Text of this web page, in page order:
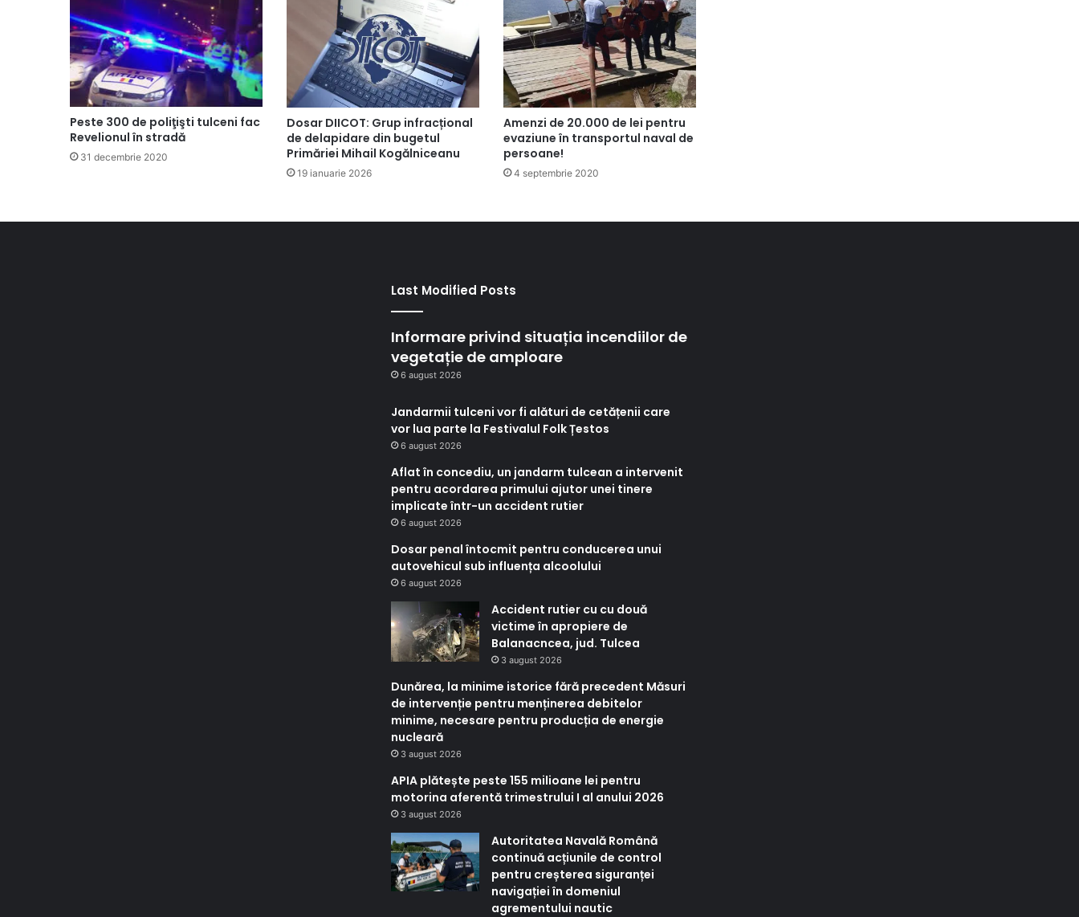
Peste 300 de poliţişti tulceni fac
Revelionul în stradă
31 decembrie 2020
Dosar DIICOT: Grup infracțional
de delapidare din bugetul
Primăriei Mihail Kogălniceanu
19 ianuarie 2026
Amenzi de 20.000 de lei pentru
evaziune în transportul naval de
persoane!
4 septembrie 2020
Last Modified Posts
Informare privind situația incendiilor de
vegetație de amploare
6 august 2026
Jandarmii tulceni vor fi alături de cetățenii care
vor lua parte la Festivalul Folk Țestos
6 august 2026
Aflat în concediu, un jandarm tulcean a intervenit
pentru acordarea primului ajutor unei tinere
implicate într-un accident rutier
6 august 2026
Dosar penal întocmit pentru conducerea unui
autovehicul sub influența alcoolului
6 august 2026
Accident rutier cu cu două
victime în apropiere de
Balanacncea, jud. Tulcea
3 august 2026
Dunărea, la minime istorice fără precedent Măsuri
de intervenție pentru menținerea debitelor
minime, necesare pentru producția de energie
nucleară
3 august 2026
APIA plătește peste 155 milioane lei pentru
motorina aferentă trimestrului I al anului 2026
3 august 2026
Autoritatea Navală Română
continuă acțiunile de control
pentru creșterea siguranței
navigației în domeniul
agrementului nautic